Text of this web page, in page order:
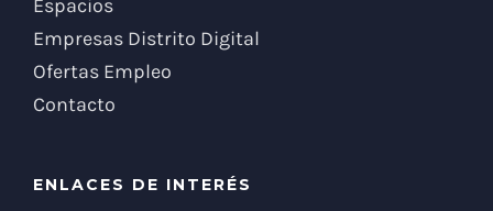
Espacios
Empresas Distrito Digital
Ofertas Empleo
Contacto
ENLACES DE INTERÉS